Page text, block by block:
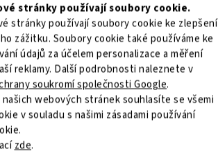
stránky používají soubory cookie.
stránky používají soubory cookie ke zlepšení
zážitku. Soubory cookie také používáme ke
údajů za účelem personalizace a měření
reklamy. Další podrobnosti naleznete v
soukromí společnosti Google.
našich webových stránek souhlasíte se všemi
v souladu s našimi zásadami používání
zde.